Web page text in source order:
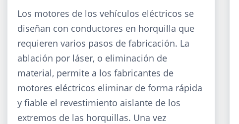
Los motores de los vehículos eléctricos se
diseñan con conductores en horquilla que
requieren varios pasos de fabricación. La
ablación por láser, o eliminación de
material, permite a los fabricantes de
motores eléctricos eliminar de forma rápida
y fiable el revestimiento aislante de los
extremos de las horquillas. Una vez